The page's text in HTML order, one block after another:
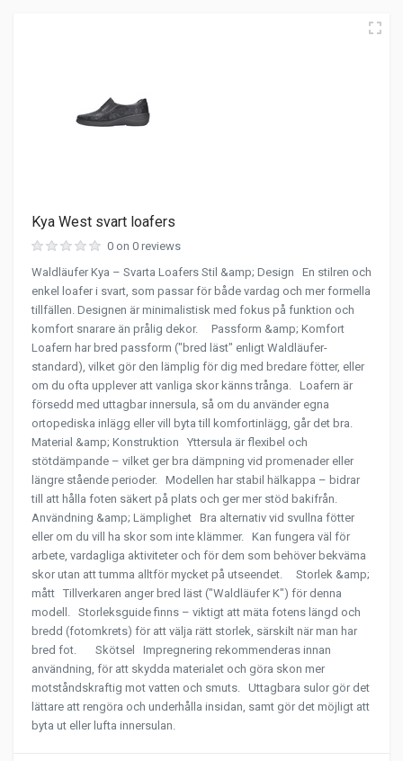
Kya West svart loafers
0 on 0 reviews
Waldläufer Kya – Svarta Loafers Stil &amp; Design En stilren och
enkel loafer i svart, som passar för både vardag och mer formella
tillfällen. Designen är minimalistisk med fokus på funktion och
komfort snarare än prålig dekor. Passform &amp; Komfort
Loafern har bred passform ("bred läst" enligt Waldläufer-
standard), vilket gör den lämplig för dig med bredare fötter, eller
om du ofta upplever att vanliga skor känns trånga. Loafern är
försedd med uttagbar innersula, så om du använder egna
ortopediska inlägg eller vill byta till komfortinlägg, går det bra.
Material &amp; Konstruktion Yttersula är flexibel och
stötdämpande – vilket ger bra dämpning vid promenader eller
längre stående perioder. Modellen har stabil hälkappa – bidrar
till att hålla foten säkert på plats och ger mer stöd bakifrån.
Användning &amp; Lämplighet Bra alternativ vid svullna fötter
eller om du vill ha skor som inte klämmer. Kan fungera väl för
arbete, vardagliga aktiviteter och för dem som behöver bekväma
skor utan att tumma alltför mycket på utseendet. Storlek &amp;
mått Tillverkaren anger bred läst ("Waldläufer K") för denna
modell. Storleksguide finns – viktigt att mäta fotens längd och
bredd (fotomkrets) för att välja rätt storlek, särskilt när man har
bred fot. Skötsel Impregnering rekommenderas innan
användning, för att skydda materialet och göra skon mer
motståndskraftig mot vatten och smuts. Uttagbara sulor gör det
lättare att rengöra och underhålla insidan, samt gör det möjligt att
byta ut eller lufta innersulan.